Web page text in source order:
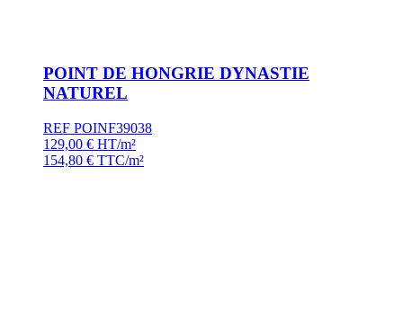
POINT DE HONGRIE DYNASTIE
NATUREL
REF POINF39038
129,00 € HT/m²
154,80 € TTC/m²